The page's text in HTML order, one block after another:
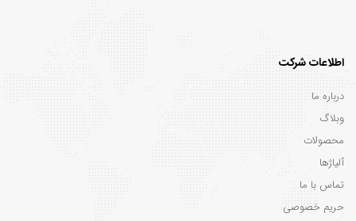
اطلاعات شرکت
درباره ما
وبلاگ
محصولات
آلیاژها
تماس با ما
حریم خصوصی